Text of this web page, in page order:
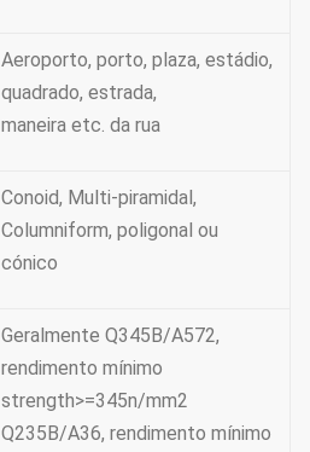
Aeroporto, porto, plaza, estádio,
quadrado, estrada,
maneira etc. da rua
Conoid, Multi-piramidal,
Columniform, poligonal ou
cónico
Geralmente Q345B/A572,
rendimento mínimo
strength>=345n/mm2
Q235B/A36, rendimento mínimo